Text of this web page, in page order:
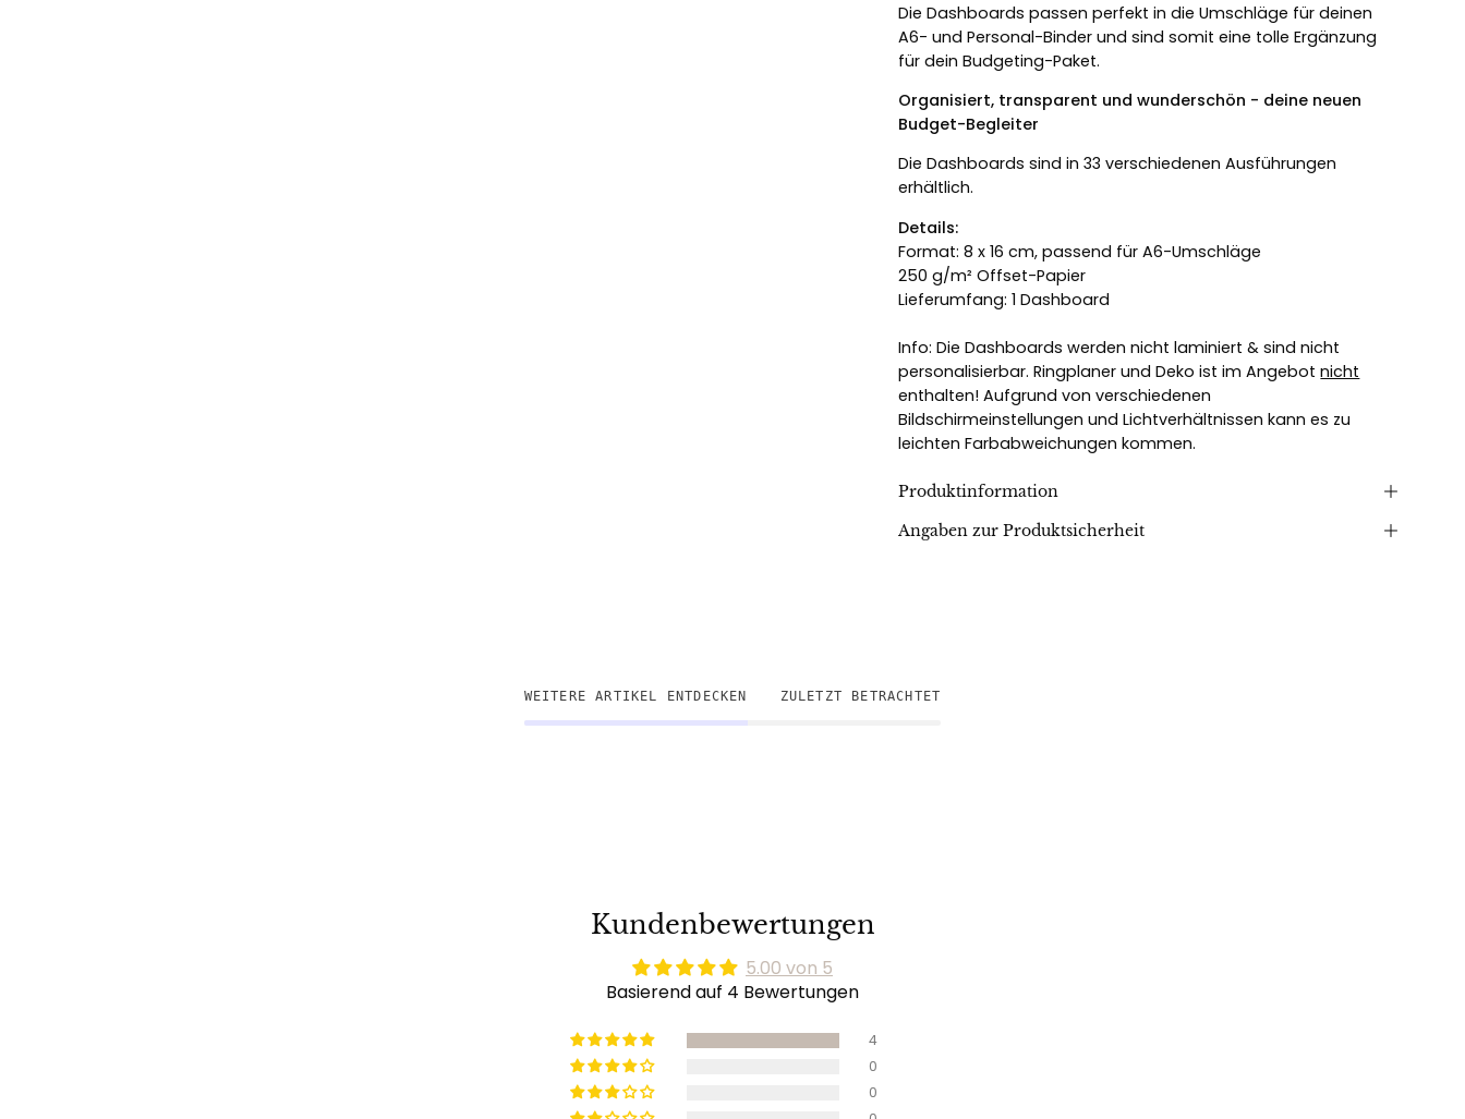
Die Dashboards passen perfekt in die Umschläge für deinen
A6- und Personal-Binder und sind somit eine tolle Ergänzung
für dein Budgeting-Paket.
Organisiert, transparent und wunderschön - deine neuen
Budget-Begleiter
Die Dashboards sind in 33 verschiedenen Ausführungen
erhältlich.
Details:
Format: 8 x 16 cm, passend für A6-Umschläge
250 g/m² Offset-Papier
Lieferumfang: 1 Dashboard
Info: Die Dashboards werden nicht laminiert & sind nicht
personalisierbar. Ringplaner und Deko ist im Angebotnicht
enthalten! Aufgrund von verschiedenen
Bildschirmeinstellungen und Lichtverhältnissen kann es zu
leichten Farbabweichungen kommen.
Produktinformation
Angaben zur Produktsicherheit
WEITERE ARTIKEL ENTDECKEN ZULETZT BETRACHTET
Kundenbewertungen
5.00 von 5
Basierend auf 4 Bewertungen
4
0
0